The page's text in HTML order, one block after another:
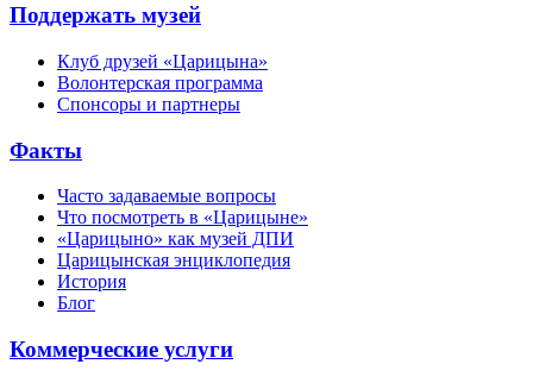
Поддержать музей
Клуб друзей «Царицына»
Волонтерская программа
Спонсоры и партнеры
Факты
Часто задаваемые вопросы
Что посмотреть в «Царицыне»
«Царицыно» как музей ДПИ
Царицынская энциклопедия
История
Блог
Коммерческие услуги